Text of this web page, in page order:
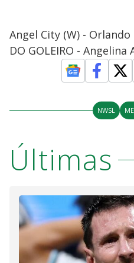
Angel City (W) - Orlando
DO GOLEIRO - Angelina
NWSL
Últimas